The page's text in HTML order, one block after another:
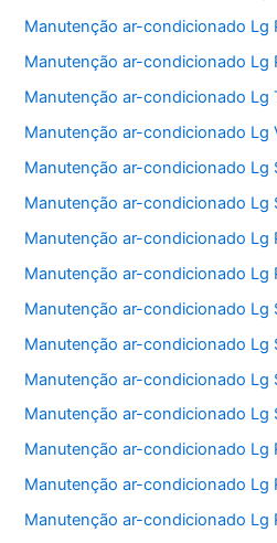
Manutenção ar-condicionado Lg
Manutenção ar-condicionado Lg
Manutenção ar-condicionado Lg
Manutenção ar-condicionado Lg
Manutenção ar-condicionado Lg
Manutenção ar-condicionado Lg
Manutenção ar-condicionado Lg
Manutenção ar-condicionado Lg
Manutenção ar-condicionado Lg
Manutenção ar-condicionado Lg
Manutenção ar-condicionado Lg
Manutenção ar-condicionado Lg
Manutenção ar-condicionado Lg
Manutenção ar-condicionado Lg
Manutenção ar-condicionado Lg